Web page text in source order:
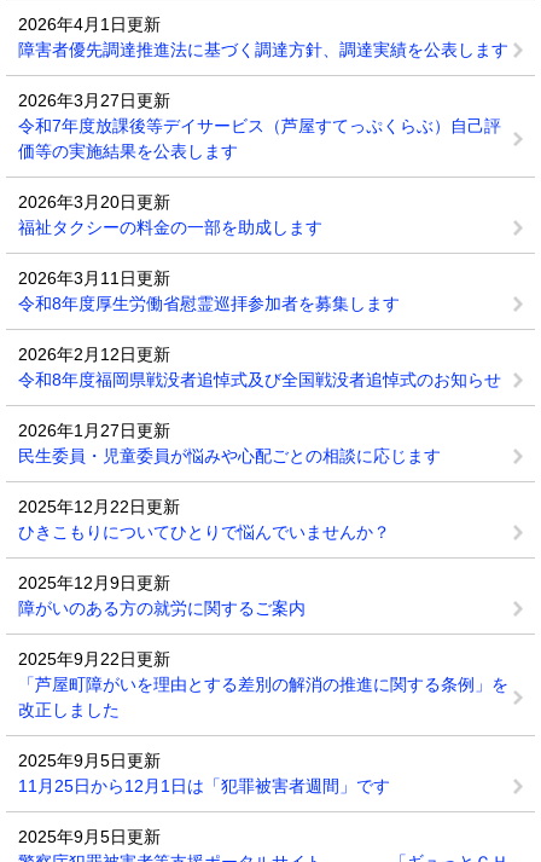
2026年4月1日更新
障害者優先調達推進法に基づく調達方針、調達実績を公表します
2026年3月27日更新
令和7年度放課後等デイサービス（芦屋すてっぷくらぶ）自己評
価等の実施結果を公表します
2026年3月20日更新
福祉タクシーの料金の一部を助成します
2026年3月11日更新
令和8年度厚生労働省慰霊巡拝参加者を募集します
2026年2月12日更新
令和8年度福岡県戦没者追悼式及び全国戦没者追悼式のお知らせ
2026年1月27日更新
民生委員・児童委員が悩みや心配ごとの相談に応じます
2025年12月22日更新
ひきこもりについてひとりで悩んでいませんか？
2025年12月9日更新
障がいのある方の就労に関するご案内
2025年9月22日更新
「芦屋町障がいを理由とする差別の解消の推進に関する条例」を
改正しました
2025年9月5日更新
11月25日から12月1日は「犯罪被害者週間」です
2025年9月5日更新